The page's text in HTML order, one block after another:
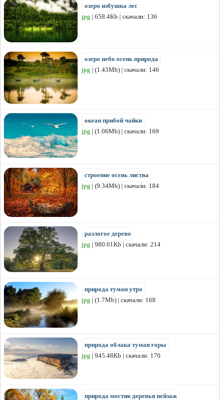
озеро избушка лес
jpg | 658.4Kb | скачали: 136
озеро небо осень природа
jpg | (1.43Mb) | скачали: 146
океан прибой чайки
jpg | (1.06Mb) | скачали: 169
строение осень листва
jpg | (9.34Mb) | скачали: 184
разлогое дерево
jpg | 980.01Kb | скачали: 214
природа туман утро
jpg | (1.7Mb) | скачали: 168
природа облака туман горы
jpg | 945.48Kb | скачали: 170
природа мостик деревья пейзаж